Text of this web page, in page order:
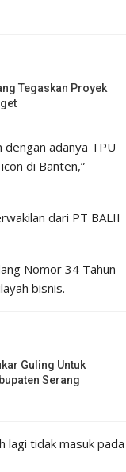
Tegaskan Proyek
dengan adanya TPU
di Banten,”
dari PT BALII
Nomor 34 Tahun
bisnis.
Guling Untuk
Serang
lagi tidak masuk pada